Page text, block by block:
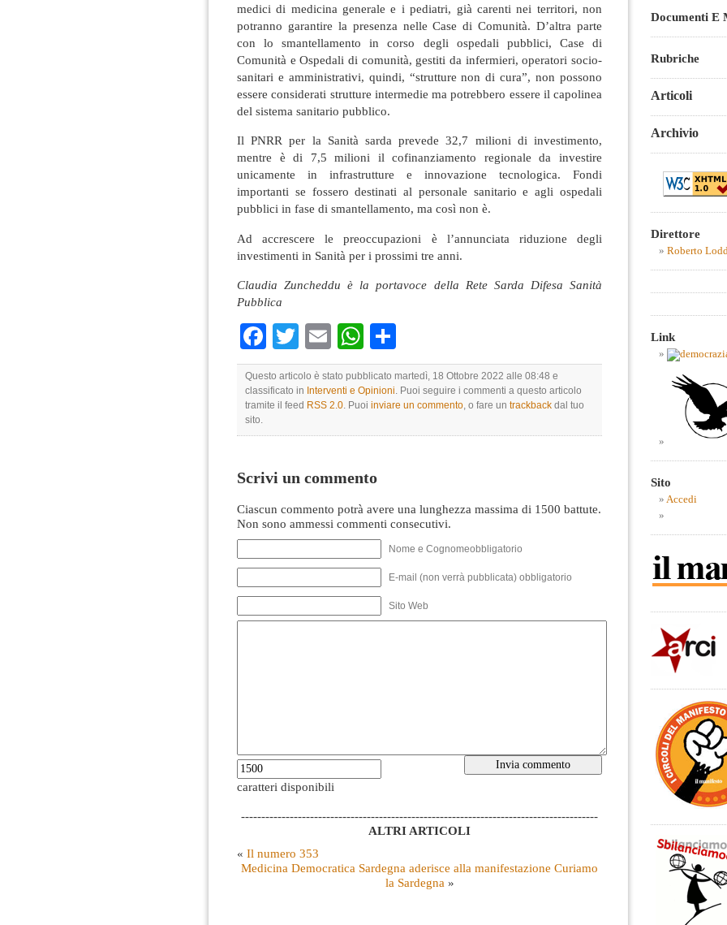
medici di medicina generale e i pediatri, già carenti nei territori, non
potranno garantire la presenza nelle Case di Comunità. D’altra parte
con lo smantellamento in corso degli ospedali pubblici, Case di
Comunità e Ospedali di comunità, gestiti da infermieri, operatori socio-
sanitari e amministrativi, quindi, “strutture non di cura”, non possono
essere considerati strutture intermedie ma potrebbero essere il capolinea
del sistema sanitario pubblico.
Il PNRR per la Sanità sarda prevede 32,7 milioni di investimento,
mentre è di 7,5 milioni il cofinanziamento regionale da investire
unicamente in infrastrutture e innovazione tecnologica. Fondi
importanti se fossero destinati al personale sanitario e agli ospedali
pubblici in fase di smantellamento, ma così non è.
Ad accrescere le preoccupazioni è l’annunciata riduzione degli
investimenti in Sanità per i prossimi tre anni.
Claudia Zuncheddu è la portavoce della Rete Sarda Difesa Sanità
Pubblica
Facebook
TwitterEmailWhatsApp
Questo articolo è stato pubblicato martedì, 18 Ottobre 2022 alle 08:48 e
classificato in Interventi e Opinioni. Puoi seguire i commenti a questo articolo
tramite il feed RSS 2.0. Puoi inviare un commento, o fare un trackback dal tuo
sito.
Scrivi un commento
Ciascun commento potrà avere una lunghezza massima di 1500 battute.
Non sono ammessi commenti consecutivi.
Nome e Cognomeobbligatorio
E-mail (non verrà pubblicata) obbligatorio
Sito Web
caratteri disponibili
----------------------------------------------------------------------------------------
ALTRI ARTICOLI
« Il numero 353
Medicina Democratica Sardegna aderisce alla manifestazione Curiamo
la Sardegna »
Documenti E
Rubriche
Articoli
Archivio
Direttore
Roberto
Link
Sito
Accedi